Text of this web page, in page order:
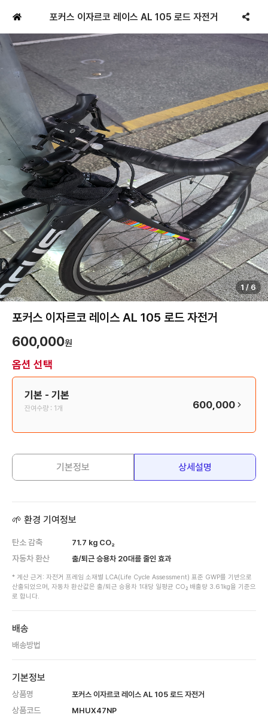
포커스 이자르코 레이스 AL 105 로드 자전거
1/6
포커스 이자르코 레이스 AL 105 로드 자전거
600,000원
옵션 선택
기본 - 기본
잔여수량 : 1개 600,000
기본정보 상세설명
🌱 환경 기여정보
탄소 감축 71.7 kg CO₂
자동차 환산 출/퇴근 승용차 20대를 줄인 효과
* 계산 근거: 자전거 프레임 소재별 LCA(Life Cycle Assessment) 표준 GWP를 기반으로
산출되었으며, 자동차 환산값은 출/퇴근 승용차 1대당 일평균 CO₂ 배출량 3.61kg을 기준으
로 합니다.
배송
배송방법
기본정보
상품명 포커스 이자르코 레이스 AL 105 로드 자전거
상품코드 MHUX47NP